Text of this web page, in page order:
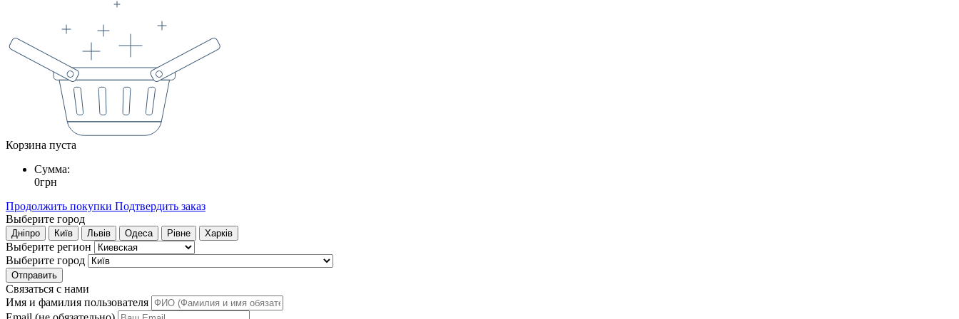
Корзина пуста
Сумма:
0грн
Продолжить покупки Подтвердить заказ
Выберите город
Дніпро Київ Львів Одеса Рівне Харків
Выберите регион
Выберите город
Отправить
Связаться с нами
Имя и фамилия пользователя